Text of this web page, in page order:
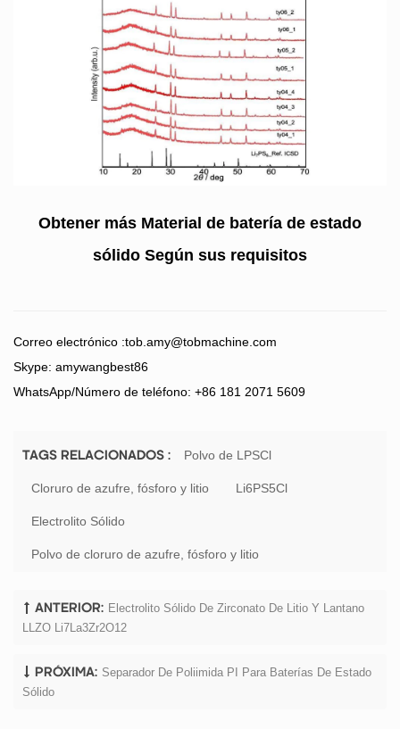
Obtener más Material de batería de estado
sólido Según sus requisitos
Correo electrónico :tob.amy@tobmachine.com
Skype: amywangbest86
WhatsApp/Número de teléfono: +86 181 2071 5609
TAGS RELACIONADOS : Polvo de LPSCl
Cloruro de azufre, fósforo y litio Li6PS5Cl
Electrolito Sólido
Polvo de cloruro de azufre, fósforo y litio
ANTERIOR: Electrolito Sólido De Zirconato De Litio Y Lantano
LLZO Li7La3Zr2O12
PRÓXIMA: Separador De Poliimida PI Para Baterías De Estado
Sólido